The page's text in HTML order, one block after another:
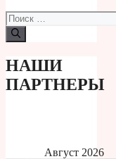
Поиск:
НАШИ
ПАРТНЕРЫ
Август 2026